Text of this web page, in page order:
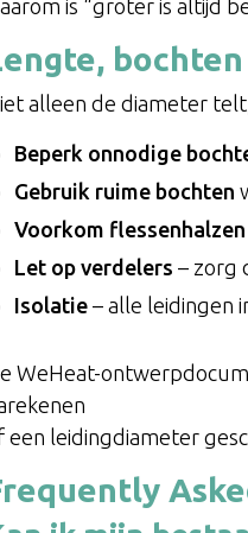
is “groter is altijd
alleen de diameter
Beperk onnodige
Gebruik ruime bochten
Voorkom flessenhalzen
Let op verdelers – zorg
Isolatie – alle leidingen
WeHeat-
een leidingdiameter